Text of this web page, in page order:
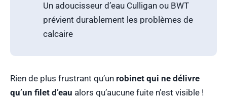
Un adoucisseur d’eau Culligan ou BWT
prévient durablement les problèmes de
calcaire
Rien de plus frustrant qu’un robinet qui ne délivre
qu’un filet d’eau alors qu’aucune fuite n’est visible !